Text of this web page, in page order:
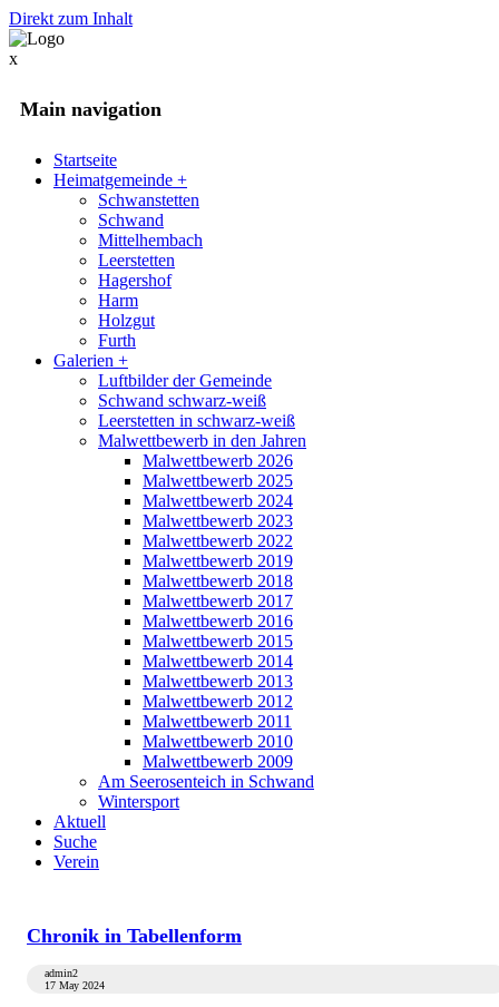
Direkt zum Inhalt
x
Main navigation
Startseite
Heimatgemeinde +
Schwanstetten
Schwand
Mittelhembach
Leerstetten
Hagershof
Harm
Holzgut
Furth
Galerien +
Luftbilder der Gemeinde
Schwand schwarz-weiß
Leerstetten in schwarz-weiß
Malwettbewerb in den Jahren
Malwettbewerb 2026
Malwettbewerb 2025
Malwettbewerb 2024
Malwettbewerb 2023
Malwettbewerb 2022
Malwettbewerb 2019
Malwettbewerb 2018
Malwettbewerb 2017
Malwettbewerb 2016
Malwettbewerb 2015
Malwettbewerb 2014
Malwettbewerb 2013
Malwettbewerb 2012
Malwettbewerb 2011
Malwettbewerb 2010
Malwettbewerb 2009
Am Seerosenteich in Schwand
Wintersport
Aktuell
Suche
Verein
Chronik in Tabellenform
admin2
17 May 2024